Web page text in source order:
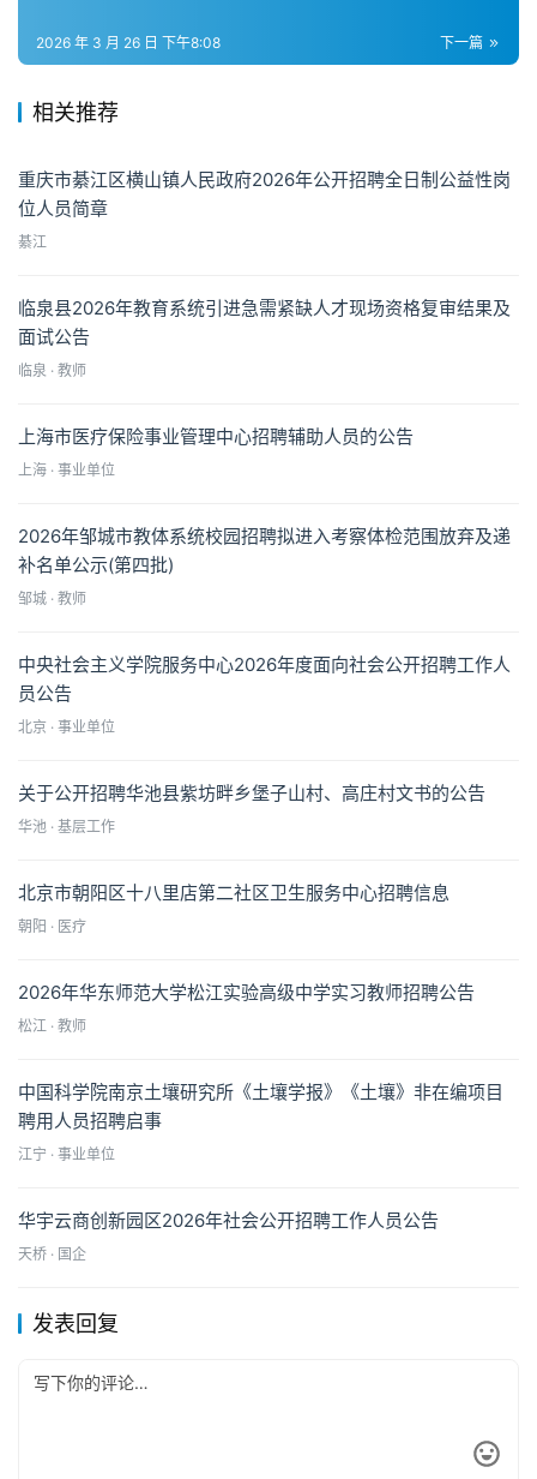
下一篇
2026 年 3 月 26 日 下午8:08
相关推荐
重庆市綦江区横山镇人民政府2026年公开招聘全日制公益性岗
位人员简章
綦江
临泉县2026年教育系统引进急需紧缺人才现场资格复审结果及
面试公告
临泉 · 教师
上海市医疗保险事业管理中心招聘辅助人员的公告
上海 · 事业单位
2026年邹城市教体系统校园招聘拟进入考察体检范围放弃及递
补名单公示(第四批)
邹城 · 教师
中央社会主义学院服务中心2026年度面向社会公开招聘工作人
员公告
北京 · 事业单位
关于公开招聘华池县紫坊畔乡堡子山村、高庄村文书的公告
华池 · 基层工作
北京市朝阳区十八里店第二社区卫生服务中心招聘信息
朝阳 · 医疗
2026年华东师范大学松江实验高级中学实习教师招聘公告
松江 · 教师
中国科学院南京土壤研究所《土壤学报》《土壤》非在编项目
聘用人员招聘启事
江宁 · 事业单位
华宇云商创新园区2026年社会公开招聘工作人员公告
天桥 · 国企
发表回复